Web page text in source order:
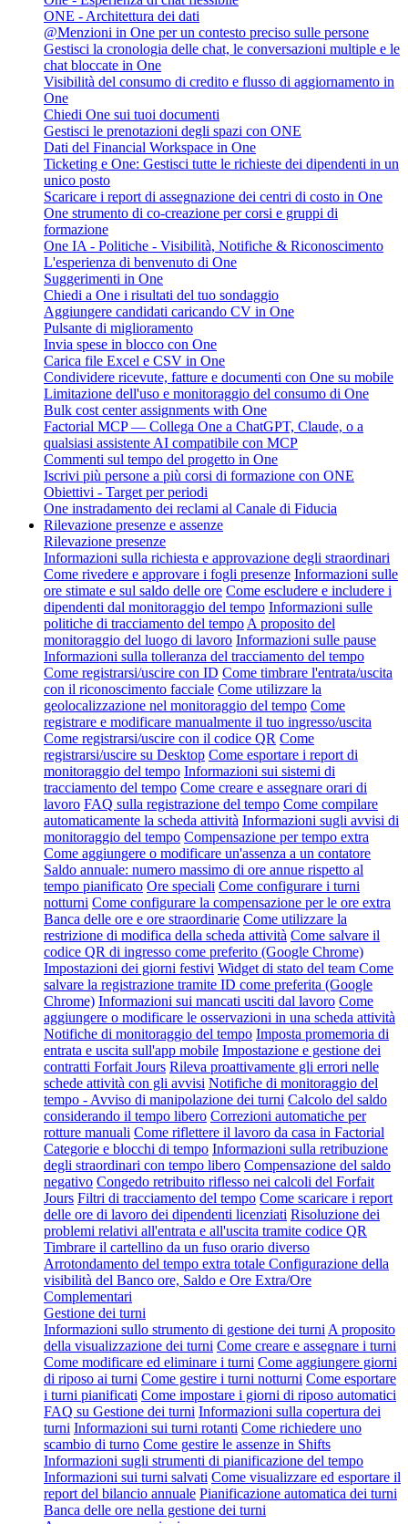
ONE - Architettura dei dati
@Menzioni in One per un contesto preciso sulle persone
Gestisci la cronologia delle chat, le conversazioni multiple e le
chat bloccate in One
Visibilità del consumo di credito e flusso di aggiornamento in
One
Chiedi One sui tuoi documenti
Gestisci le prenotazioni degli spazi con ONE
Dati del Financial Workspace in One
Ticketing e One: Gestisci tutte le richieste dei dipendenti in un
unico posto
Scaricare i report di assegnazione dei centri di costo in One
One strumento di co-creazione per corsi e gruppi di
formazione
One IA - Politiche - Visibilità, Notifiche & Riconoscimento
L'esperienza di benvenuto di One
Suggerimenti in One
Chiedi a One i risultati del tuo sondaggio
Aggiungere candidati caricando CV in One
Pulsante di miglioramento
Invia spese in blocco con One
Carica file Excel e CSV in One
Condividere ricevute, fatture e documenti con One su mobile
Limitazione dell'uso e monitoraggio del consumo di One
Bulk cost center assignments with One
Factorial MCP — Collega One a ChatGPT, Claude, o a
qualsiasi assistente AI compatibile con MCP
Commenti sul tempo del progetto in One
Iscrivi più persone a più corsi di formazione con ONE
Obiettivi - Target per periodi
One instradamento dei reclami al Canale di Fiducia
Rilevazione presenze e assenze
Rilevazione presenze
Informazioni sulla richiesta e approvazione degli straordinari
Come rivedere e approvare i fogli presenze Informazioni sulle
ore stimate e sul saldo delle ore Come escludere e includere i
dipendenti dal monitoraggio del tempo Informazioni sulle
politiche di tracciamento del tempo A proposito del
monitoraggio del luogo di lavoro Informazioni sulle pause
Informazioni sulla tolleranza del tracciamento del tempo
Come registrarsi/uscire con ID Come timbrare l'entrata/uscita
con il riconoscimento facciale Come utilizzare la
geolocalizzazione nel monitoraggio del tempo Come
registrare e modificare manualmente il tuo ingresso/uscita
Come registrarsi/uscire con il codice QR Come
registrarsi/uscire su Desktop Come esportare i report di
monitoraggio del tempo Informazioni sui sistemi di
tracciamento del tempo Come creare e assegnare orari di
lavoro FAQ sulla registrazione del tempo Come compilare
automaticamente la scheda attività Informazioni sugli avvisi di
monitoraggio del tempo Compensazione per tempo extra
Come aggiungere o modificare un'assenza a un contatore
Saldo annuale: numero massimo di ore annue rispetto al
tempo pianificato Ore speciali Come configurare i turni
notturni Come configurare la compensazione per le ore extra
Banca delle ore e ore straordinarie Come utilizzare la
restrizione di modifica della scheda attività Come salvare il
codice QR di ingresso come preferito (Google Chrome)
Impostazioni dei giorni festivi Widget di stato del team Come
salvare la registrazione tramite ID come preferita (Google
Chrome) Informazioni sui mancati usciti dal lavoro Come
aggiungere o modificare le osservazioni in una scheda attività
Notifiche di monitoraggio del tempo Imposta promemoria di
entrata e uscita sull'app mobile Impostazione e gestione dei
contratti Forfait Jours Rileva proattivamente gli errori nelle
schede attività con gli avvisi Notifiche di monitoraggio del
tempo - Avviso di manipolazione dei turni Calcolo del saldo
considerando il tempo libero Correzioni automatiche per
rotture manuali Come riflettere il lavoro da casa in Factorial
Categorie e blocchi di tempo Informazioni sulla retribuzione
degli straordinari con tempo libero Compensazione del saldo
negativo Congedo retribuito riflesso nei calcoli del Forfait
Jours Filtri di tracciamento del tempo Come scaricare i report
delle ore di lavoro dei dipendenti licenziati Risoluzione dei
problemi relativi all'entrata e all'uscita tramite codice QR
Timbrare il cartellino da un fuso orario diverso
Arrotondamento del tempo extra totale Configurazione della
visibilità del Banco ore, Saldo e Ore Extra/Ore
Complementari
Gestione dei turni
Informazioni sullo strumento di gestione dei turni A proposito
della visualizzazione dei turni Come creare e assegnare i turni
Come modificare ed eliminare i turni Come aggiungere giorni
di riposo ai turni Come gestire i turni notturni Come esportare
i turni pianificati Come impostare i giorni di riposo automatici
FAQ su Gestione dei turni Informazioni sulla copertura dei
turni Informazioni sui turni rotanti Come richiedere uno
scambio di turno Come gestire le assenze in Shifts
Informazioni sugli strumenti di pianificazione del tempo
Informazioni sui turni salvati Come visualizzare ed esportare il
report del bilancio annuale Pianificazione automatica dei turni
Banca delle ore nella gestione dei turni